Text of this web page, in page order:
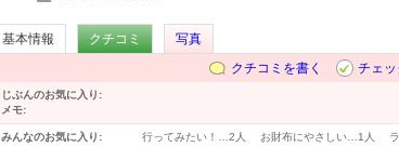
基本情報 クチコミ
写真
クチコミを書く
チェ
じぶんのお気に入り:
メモ:
みんなのお気に入り: 行ってみたい！… 2人 お財布にやさしい… 1人